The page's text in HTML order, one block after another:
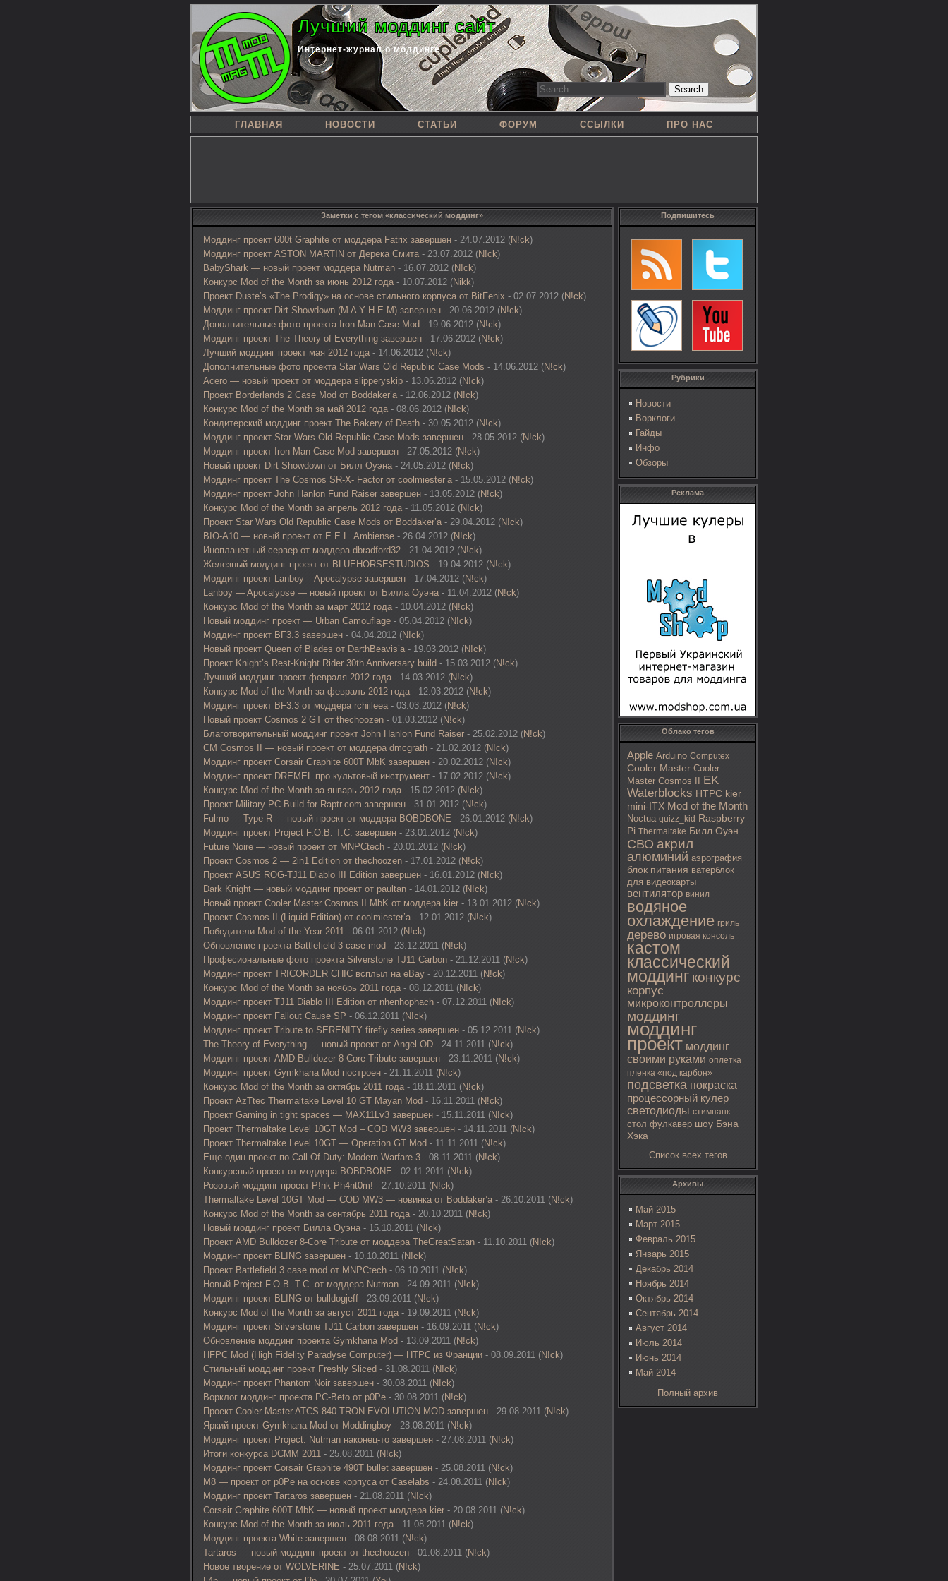
Лучший моддинг сайт
Интернет-журнал о моддинге
Search
ГЛАВНАЯ НОВОСТИ СТАТЬИ ФОРУМ ССЫЛКИ ПРО НАС
Подпишитесь
Рубрики
Новости
Ворклоги
Гайды
Инфо
Обзоры
Реклама
Облако тегов
Apple Arduino Computex
Cooler Master Cooler
Master Cosmos II
EK
Waterblocks HTPC kier
mini-ITX Mod of the Month
Noctua quizz_kid Raspberry
Pi Thermaltake Билл Оуэн
СВО акрил
алюминий аэрография
блок питания ватерблок
для видеокарты
вентилятор винил
водяное
охлаждение гриль
дерево игровая консоль
кастом
классический
моддинг конкурс
корпус
микроконтроллеры
моддинг
моддинг
проект моддинг
своими руками оплетка
пленка «под карбон»
подсветка покраска
процессорный кулер
светодиоды стимпанк
стол фулкавер шоу Бэна
Хэка
Список всех тегов
Архивы
Май 2015
Март 2015
Февраль 2015
Январь 2015
Декабрь 2014
Ноябрь 2014
Октябрь 2014
Сентябрь 2014
Август 2014
Июль 2014
Июнь 2014
Май 2014
Полный архив
Заметки с тегом «классический моддинг»
Моддинг проект 600t Graphite от моддера Fatrix завершен - 24.07.2012 (N!ck)
Моддинг проект ASTON MARTIN от Дерека Смита - 23.07.2012 (N!ck)
BabyShark — новый проект моддера Nutman - 16.07.2012 (N!ck)
Конкурс Mod of the Month за июнь 2012 года- 10.07.2012 (Nikk)
Проект Duste’s «The Prodigy» на основе стильного корпуса от BitFenix - 02.07.2012 (N!ck)
Моддинг проект Dirt Showdown (M A Y H E M) завершен - 20.06.2012 (N!ck)
Дополнительные фото проекта Iron Man Case Mod - 19.06.2012 (N!ck)
Моддинг проект The Theory of Everything завершен - 17.06.2012 (N!ck)
Лучший моддинг проект мая 2012 года - 14.06.2012 (N!ck)
Дополнительные фото проекта Star Wars Old Republic Case Mods - 14.06.2012 (N!ck)
Acero — новый проект от моддера slipperyskip - 13.06.2012 (N!ck)
Проект Borderlands 2 Case Mod от Boddaker’а- 12.06.2012 (N!ck)
Конкурс Mod of the Month за май 2012 года - 08.06.2012 (N!ck)
Кондитерский моддинг проект The Bakery of Death - 30.05.2012 (N!ck)
Моддинг проект Star Wars Old Republic Case Mods завершен - 28.05.2012 (N!ck)
Моддинг проект Iron Man Case Mod завершен - 27.05.2012 (N!ck)
Новый проект Dirt Showdown от Билл Оуэна - 24.05.2012 (N!ck)
Моддинг проект The Cosmos SR-X- Factor от coolmiester’а - 15.05.2012 (N!ck)
Моддинг проект John Hanlon Fund Raiser завершен - 13.05.2012 (N!ck)
Конкурс Mod of the Month за апрель 2012 года - 11.05.2012 (N!ck)
Проект Star Wars Old Republic Case Mods от Boddaker’а - 29.04.2012 (N!ck)
BIO-A10 — новый проект от E.E.L. Ambiense - 26.04.2012 (N!ck)
Инопланетный сервер от моддера dbradford32 - 21.04.2012 (N!ck)
Железный моддинг проект от BLUEHORSESTUDIOS - 19.04.2012 (N!ck)
Моддинг проект Lanboy – Apocalypse завершен - 17.04.2012 (N!ck)
Lanboy — Apocalypse — новый проект от Билла Оуэна - 11.04.2012 (N!ck)
Конкурс Mod of the Month за март 2012 года - 10.04.2012 (N!ck)
Новый моддинг проект — Urban Camouflage - 05.04.2012 (N!ck)
Моддинг проект BF3.3 завершен - 04.04.2012 (N!ck)
Новый проект Queen of Blades от DarthBeavis’а - 19.03.2012 (N!ck)
Проект Knight’s Rest-Knight Rider 30th Anniversary build - 15.03.2012 (N!ck)
Лучший моддинг проект февраля 2012 года - 14.03.2012 (N!ck)
Конкурс Mod of the Month за февраль 2012 года - 12.03.2012 (N!ck)
Моддинг проект BF3.3 от моддера rchiileea - 03.03.2012 (N!ck)
Новый проект Cosmos 2 GT от thechoozen - 01.03.2012 (N!ck)
Благотворительный моддинг проект John Hanlon Fund Raiser - 25.02.2012 (N!ck)
CM Cosmos II — новый проект от моддера dmcgrath - 21.02.2012 (N!ck)
Моддинг проект Corsair Graphite 600T MbK завершен - 20.02.2012 (N!ck)
Моддинг проект DREMEL про культовый инструмент - 17.02.2012 (N!ck)
Конкурс Mod of the Month за январь 2012 года - 15.02.2012 (N!ck)
Проект Military PC Build for Raptr.com завершен - 31.01.2012 (N!ck)
Fulmo — Type R — новый проект от моддера BOBDBONE - 26.01.2012 (N!ck)
Моддинг проект Project F.O.B. T.C. завершен - 23.01.2012 (N!ck)
Future Noire — новый проект от MNPCtech - 20.01.2012 (N!ck)
Проект Cosmos 2 — 2in1 Edition от thechoozen - 17.01.2012 (N!ck)
Проект ASUS ROG-TJ11 Diablo III Edition завершен - 16.01.2012 (N!ck)
Dark Knight — новый моддинг проект от paultan - 14.01.2012 (N!ck)
Новый проект Cooler Master Cosmos II MbK от моддера kier - 13.01.2012 (N!ck)
Проект Cosmos II (Liquid Edition) от coolmiester’а - 12.01.2012 (N!ck)
Победители Mod of the Year 2011 - 06.01.2012 (N!ck)
Обновление проекта Battlefield 3 case mod - 23.12.2011 (N!ck)
Професиональные фото проекта Silverstone TJ11 Carbon - 21.12.2011 (N!ck)
Моддинг проект TRICORDER CHIC всплыл на eBay - 20.12.2011 (N!ck)
Конкурс Mod of the Month за ноябрь 2011 года- 08.12.2011 (N!ck)
Моддинг проект TJ11 Diablo III Edition от nhenhophach - 07.12.2011 (N!ck)
Моддинг проект Fallout Cause SP - 06.12.2011 (N!ck)
Моддинг проект Tribute to SERENITY firefly series завершен - 05.12.2011 (N!ck)
The Theory of Everything — новый проект от Angel OD - 24.11.2011 (N!ck)
Моддинг проект AMD Bulldozer 8-Core Tribute завершен - 23.11.2011 (N!ck)
Моддинг проект Gymkhana Mod построен - 21.11.2011 (N!ck)
Конкурс Mod of the Month за октябрь 2011 года- 18.11.2011 (N!ck)
Проект AzTtec Thermaltake Level 10 GT Mayan Mod - 16.11.2011 (N!ck)
Проект Gaming in tight spaces — MAX11Lv3 завершен - 15.11.2011 (N!ck)
Проект Thermaltake Level 10GT Mod – COD MW3 завершен - 14.11.2011 (N!ck)
Проект Thermaltake Level 10GT — Operation GT Mod - 11.11.2011 (N!ck)
Еще один проект по Call Of Duty: Modern Warfare 3 - 08.11.2011 (N!ck)
Конкурсный проект от моддера BOBDBONE - 02.11.2011 (N!ck)
Розовый моддинг проект P!nk Ph4nt0m! - 27.10.2011 (N!ck)
Thermaltake Level 10GT Mod — COD MW3 — новинка от Boddaker’а- 26.10.2011 (N!ck)
Конкурс Mod of the Month за сентябрь 2011 года - 20.10.2011 (N!ck)
Новый моддинг проект Билла Оуэна - 15.10.2011 (N!ck)
Проект AMD Bulldozer 8-Core Tribute от моддера TheGreatSatan - 11.10.2011 (N!ck)
Моддинг проект BLING завершен - 10.10.2011 (N!ck)
Проект Battlefield 3 case mod от MNPCtech - 06.10.2011 (N!ck)
Новый Project F.O.B. T.C. от моддера Nutman - 24.09.2011 (N!ck)
Моддинг проект BLING от bulldogjeff - 23.09.2011 (N!ck)
Конкурс Mod of the Month за август 2011 года - 19.09.2011 (N!ck)
Моддинг проект Silverstone TJ11 Carbon завершен - 16.09.2011 (N!ck)
Обновление моддинг проекта Gymkhana Mod - 13.09.2011 (N!ck)
HFPC Mod (High Fidelity Paradyse Computer) — HTPC из Франции - 08.09.2011 (N!ck)
Стильный моддинг проект Freshly Sliced - 31.08.2011 (N!ck)
Моддинг проект Phantom Noir завершен - 30.08.2011 (N!ck)
Ворклог моддинг проекта PC-Beto от p0Pe - 30.08.2011 (N!ck)
Проект Cooler Master ATCS-840 TRON EVOLUTION MOD завершен - 29.08.2011 (N!ck)
Яркий проект Gymkhana Mod от Moddingboy - 28.08.2011 (N!ck)
Моддинг проект Project: Nutman наконец-то завершен - 27.08.2011 (N!ck)
Итоги конкурса DCMM 2011 - 25.08.2011 (N!ck)
Моддинг проект Corsair Graphite 490T bullet завершен - 25.08.2011 (N!ck)
M8 — проект от p0Pe на основе корпуса от Caselabs - 24.08.2011 (N!ck)
Моддинг проект Tartaros завершен - 21.08.2011 (N!ck)
Corsair Graphite 600T MbK — новый проект моддера kier - 20.08.2011 (N!ck)
Конкурс Mod of the Month за июль 2011 года- 11.08.2011 (N!ck)
Моддинг проекта White завершен - 08.08.2011 (N!ck)
Tartaros — новый моддинг проект от thechoozen - 01.08.2011 (N!ck)
Новое творение от WOLVERINE - 25.07.2011 (N!ck)